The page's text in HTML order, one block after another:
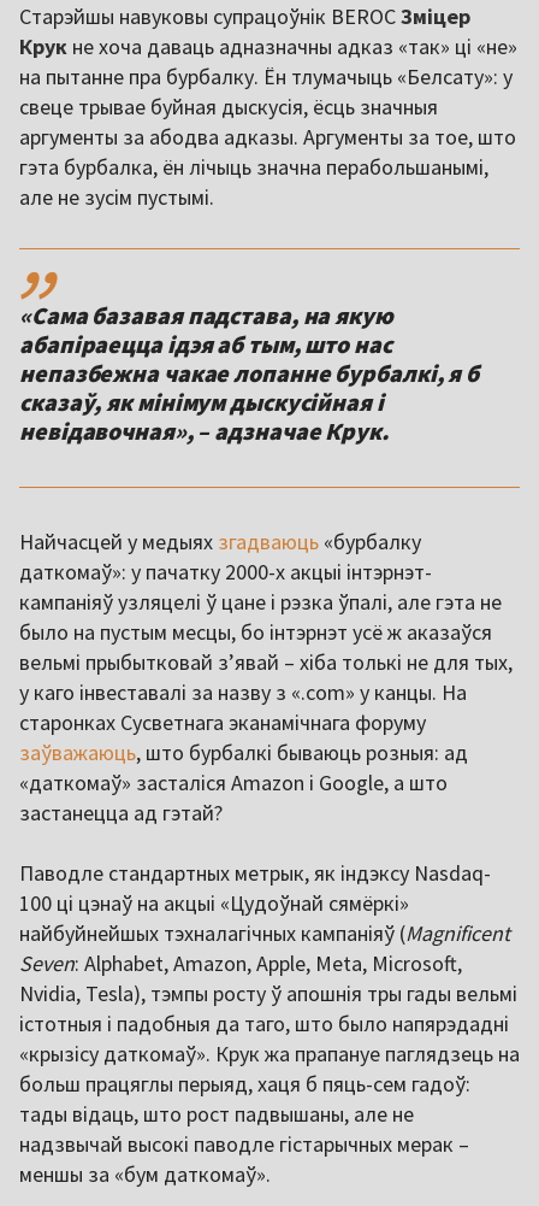
Старэйшы навуковы супрацоўнік BEROCЗміцер
Крук не хоча даваць адназначны адказ «так» ці «не»
на пытанне пра бурбалку. Ён тлумачыць «Белсату»: у
свеце трывае буйная дыскусія, ёсць значныя
аргументы за абодва адказы. Аргументы за тое, што
гэта бурбалка, ён лічыць значна перабольшанымі,
але не зусім пустымі.
,,
«Сама базавая падстава, на якую
абапіраецца ідэя аб тым, што нас
непазбежна чакае лопанне бурбалкі, я б
сказаў, як мінімум дыскусійная і
невідавочная», – адзначае Крук.
Найчасцей у медыях згадваюць «бурбалку
даткомаў»: у пачатку 2000-х акцыі інтэрнэт-
кампаніяў узляцелі ў цане і рэзка ўпалі, але гэта не
было на пустым месцы, бо інтэрнэт усё ж аказаўся
вельмі прыбытковай з’явай – хіба толькі не для тых,
у каго інвеставалі за назву з «.com» у канцы. На
старонках Сусветнага эканамічнага форуму
заўважаюць, што бурбалкі бываюць розныя: ад
«даткомаў» засталіся Amazon і Google, а што
застанецца ад гэтай?
Паводле стандартных метрык, як індэксу Nasdaq-
100 ці цэнаў на акцыі «Цудоўнай сямёркі»
найбуйнейшых тэхналагічных кампаніяў (Magnificent
Seven: Alphabet, Amazon, Apple, Meta, Microsoft,
Nvidia, Tesla), тэмпы росту ў апошнія тры гады вельмі
істотныя і падобныя да таго, што было напярэдадні
«крызісу даткомаў». Крук жа прапануе паглядзець на
больш працяглы перыяд, хаця б пяць-сем гадоў:
тады відаць, што рост падвышаны, але не
надзвычай высокі паводле гістарычных мерак –
меншы за «бум даткомаў».